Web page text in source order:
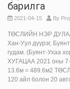
барилга
2021-04-15 By
ТӨСЛИЙН НЭР
Хан-Уул дүүрэг,
гудам. (Буянт-Ухаа
ХУГАЦАА 2021 оны
13.6м = 489.6м2
120 айл болон 20